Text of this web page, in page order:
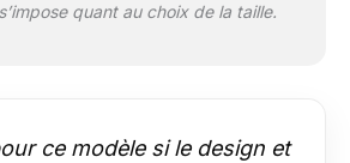
quant au choix de la taille.
ce modèle si le design et